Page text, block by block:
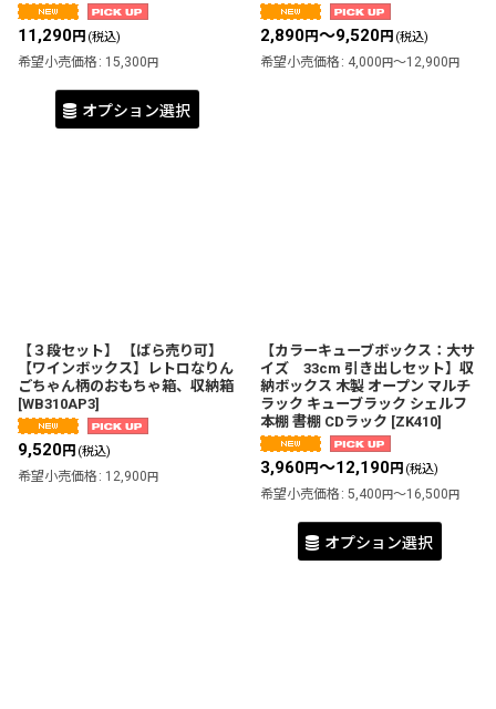
11,290円 (税込)
希望小売価格 : 15,300 円
オプション選択
2,890円～9,520円 (税込)
希望小売価格 : 4,000 円～12,900 円
【３段セット】 【ばら売り可】
【ワインボックス】レトロなりん
ごちゃん柄のおもちゃ箱、収納箱
[WB310AP3]
9,520円 (税込)
希望小売価格 : 12,900 円
【カラーキューブボックス：大サ
イズ 33cm 引き出しセット】収
納ボックス 木製 オープン マルチ
ラック キューブラック シェルフ
本棚 書棚 CDラック [ZK410]
3,960円～12,190円 (税込)
希望小売価格 : 5,400 円～16,500 円
オプション選択